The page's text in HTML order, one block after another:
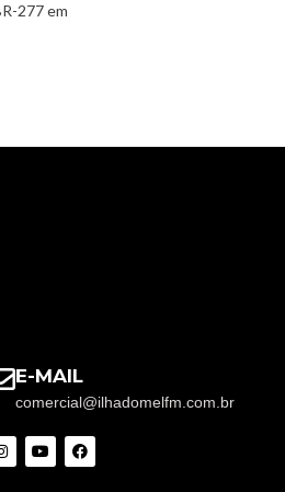
277 em
E-MAIL
comercial@ilhadomelfm.com.br